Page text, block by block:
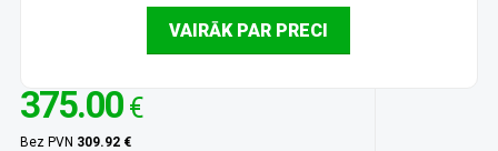
VAIRĀK PAR PRECI
375.00 €
Bez PVN 309.92 €